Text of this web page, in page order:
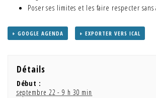
Poser ses limites et les faire respecter sans
+ GOOGLE AGENDA + EXPORTER VERS ICAL
Détails
Début :
septembre 22 - 9 h 30 min